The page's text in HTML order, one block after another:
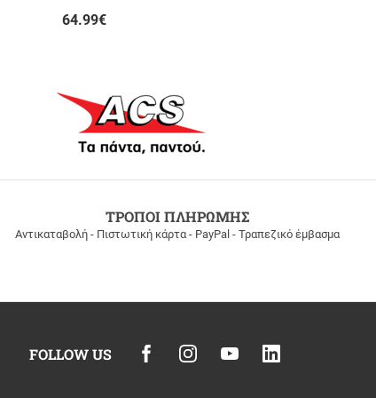
64.99€
ΤΡΟΠΟΙ ΠΛΗΡΩΜΗΣ
Αντικαταβολή - Πιστωτική κάρτα - PayPal - Τραπεζικό έμβασμα
FOLLOW US